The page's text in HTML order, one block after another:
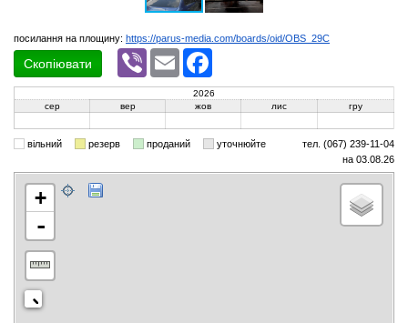
посилання на площину: https://parus-media.com/boards/oid/OBS_29C
Скопіювати
Viber Email
2026
сер
вер жов лис гру
вільний резерв проданий уточнюйте
тел. (067) 239-11-04
на 03.08.26
+
-